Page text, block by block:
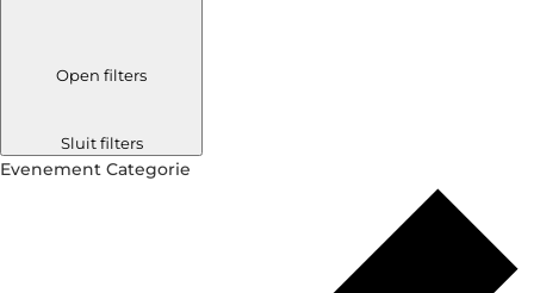
Open filters
Sluit filters
Evenement Categorie